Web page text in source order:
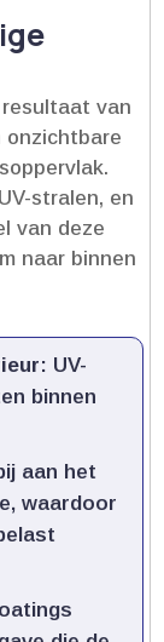
van
onzichtbare
stralen, en
van deze
naar binnen
: UV-
binnen
aan het
waardoor